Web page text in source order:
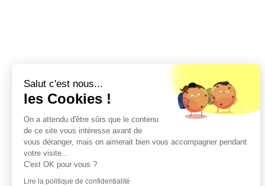
Salut c'est nous...
les Cookies !
On a attendu d'être sûrs que le contenu
de ce site vous intéresse avant de
vous déranger, mais on aimerait bien vous accompagner pendant
votre visite...
C'est OK pour vous ?
Lire la politique de confidentialité